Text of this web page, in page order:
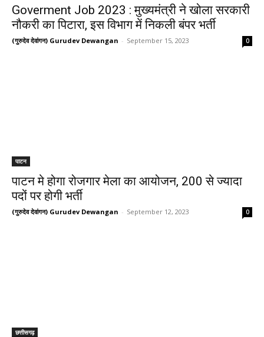
Goverment Job 2023 : मुख्यमंत्री ने खोला सरकारी
नौकरी का पिटारा, इस विभाग में निकली बंपर भर्ती
(गुरुदेव देवांगन) Gurudev Dewangan - September 15, 2023 0
पाटन
पाटन मे होगा रोजगार मेला का आयोजन, 200 से ज्यादा
पदों पर होगी भर्ती
(गुरुदेव देवांगन) Gurudev Dewangan - September 12, 2023 0
छत्तीसगढ़